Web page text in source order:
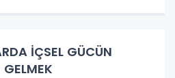
İÇSEL GÜCÜN
GELMEK